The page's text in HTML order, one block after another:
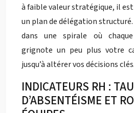
à faible valeur stratégique, il
un plan de délégation
dans une spirale où
grignote un peu plus votre
jusqu’à altérer vos décisions clés.
INDICATEURS RH :
D’ABSENTÉISME ET